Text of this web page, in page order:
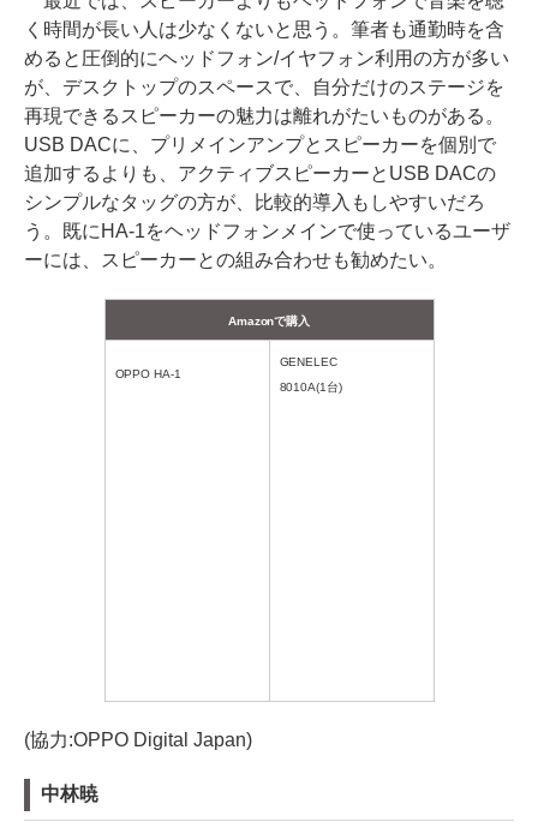
く時間が長い人は少なくないと思う。筆者も通勤時を含
めると圧倒的にヘッドフォン/イヤフォン利用の方が多い
が、デスクトップのスペースで、自分だけのステージを
再現できるスピーカーの魅力は離れがたいものがある。
USB DACに、プリメインアンプとスピーカーを個別で
追加するよりも、アクティブスピーカーとUSB DACの
シンプルなタッグの方が、比較的導入もしやすいだろ
う。既にHA-1をヘッドフォンメインで使っているユーザ
ーには、スピーカーとの組み合わせも勧めたい。
Amazonで購入
OPPO HA-1
GENELEC
8010A(1台)
(協力:OPPO Digital Japan)
中林暁